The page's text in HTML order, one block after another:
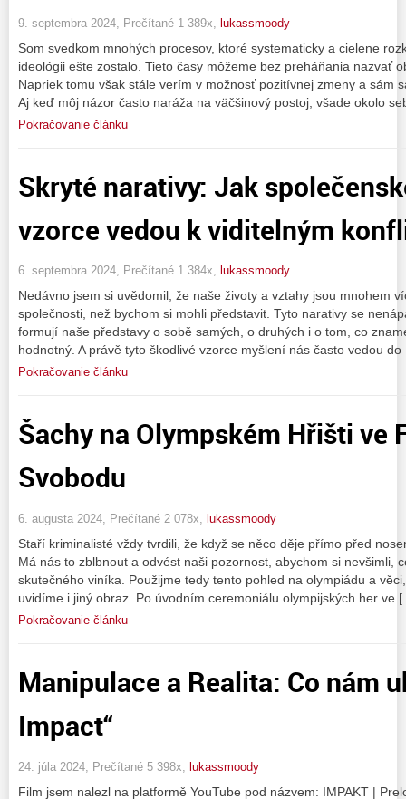
9. septembra 2024, Prečítané 1 389x, lukassmoody
Som svedkom mnohých procesov, ktoré systematicky a cielene
ideológii ešte zostalo. Tieto časy môžeme bez preháňania nazvať
Napriek tomu však stále verím v možnosť pozitívnej zmeny a sám
Aj keď môj názor často naráža na väčšinový postoj, všade okolo
Pokračovanie článku
Skryté narativy: Jak
vzorce vedou k viditelným
6. septembra 2024, Prečítané 1 384x, lukassmoody
Nedávno jsem si uvědomil, že naše životy a vztahy jsou mnohem
společnosti, než bychom si mohli představit. Tyto narativy se
formují naše představy o sobě samých, o druhých i o tom, co
hodnotný. A právě tyto škodlivé vzorce myšlení nás často vedou
Pokračovanie článku
Šachy na Olympském Hřišti ve
Svobodu
6. augusta 2024, Prečítané 2 078x, lukassmoody
Staří kriminalisté vždy tvrdili, že když se něco děje přímo před
Má nás to zblbnout a odvést naši pozornost, abychom si nevšimli,
skutečného viníka. Použijme tedy tento pohled na olympiádu a
uvidíme i jiný obraz. Po úvodním ceremoniálu olympijských her ve
Pokračovanie článku
Manipulace a Realita: Co nám
Impact“
24. júla 2024, Prečítané 5 398x, lukassmoody
Film jsem nalezl na platformě YouTube pod názvem: IMPAKT |